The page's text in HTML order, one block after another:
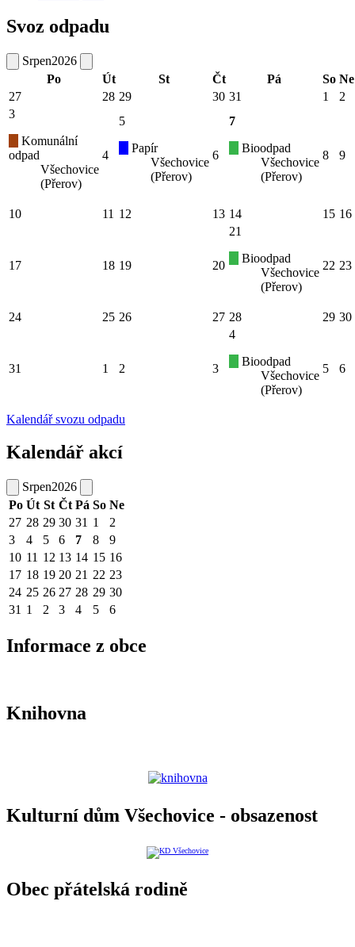
Svoz odpadu
Srpen2026
Po
Út St Čt Pá So Ne
27
28 29 30 31 1
2
3
Komunální
odpad
Všechovice
(Přerov)
4
5
Papír
Všechovice
(Přerov)
6
7
Bioodpad
Všechovice
(Přerov)
8 9
10 11 12 13 14 15 16
17 18 19 20
21
Bioodpad
Všechovice
(Přerov)
22 23
24 25 26 27 28 29 30
31 1 2 3
4
Bioodpad
Všechovice
(Přerov)
5 6
Kalendář svozu odpadu
Kalendář akcí
Srpen2026
Po Út St Čt Pá So Ne
27 28 29 30 31 1
2
3
4 5 6 7 8
9
10 11 12 13 14 15 16
17 18 19 20 21 22 23
24 25 26 27 28 29 30
31 1 2 3 4 5 6
Informace z obce
Knihovna
Kulturní dům Všechovice - obsazenost
Obec přátelská rodině